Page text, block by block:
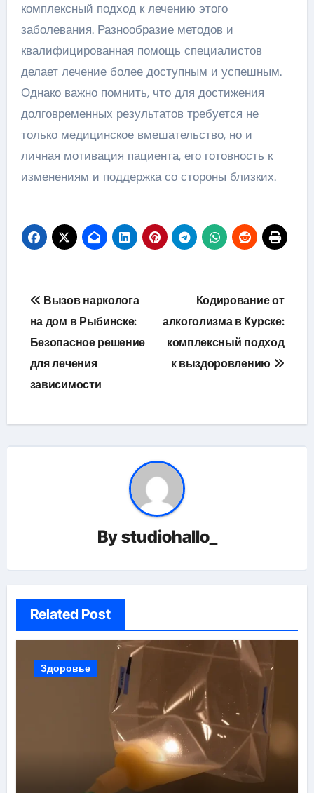
комплексный подход к лечению этого
заболевания. Разнообразие методов и
квалифицированная помощь специалистов
делает лечение более доступным и успешным.
Однако важно помнить, что для достижения
долговременных результатов требуется не
только медицинское вмешательство, но и
личная мотивация пациента, его готовность к
изменениям и поддержка со стороны близких.
Навигация
по
записям
Вызов нарколога
на дом в Рыбинске:
Безопасное решение
для лечения
зависимости
Кодирование от
алкоголизма в Курске:
комплексный подход
к выздоровлению
Bystudiohallo_
Related Post
Здоровье